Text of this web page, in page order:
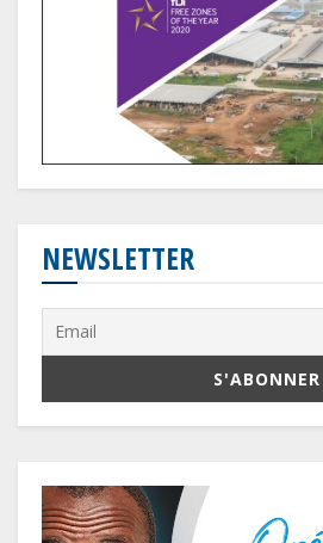
NEWSLETTER